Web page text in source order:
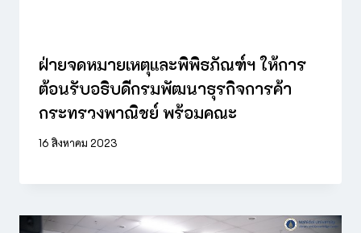
ฝ่ายจดหมายเหตุและพิพิธภัณฑ์ฯ ให้การ
ต้อนรับอธิบดีกรมพัฒนาธุรกิจการค้า
กระทรวงพาณิชย์ พร้อมคณะ
16 สิงหาคม 2023